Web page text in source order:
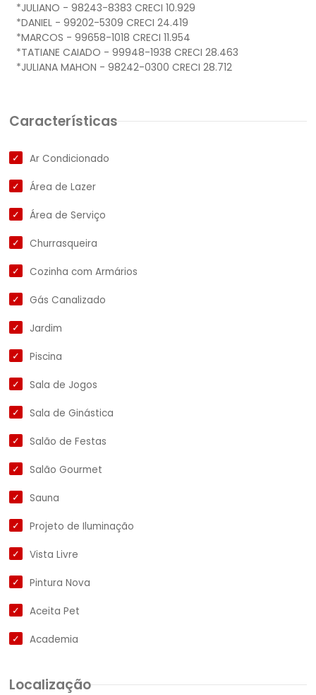
*JULIANO - 98243-8383 CRECI 10.929
*DANIEL - 99202-5309 CRECI 24.419
*MARCOS - 99658-1018 CRECI 11.954
*TATIANE CAIADO - 99948-1938 CRECI 28.463
Características
Ar Condicionado
Área de Lazer
Área de Serviço
Churrasqueira
Cozinha com Armários
Gás Canalizado
Jardim
Piscina
Sala de Jogos
Sala de Ginástica
Salão de Festas
Salão Gourmet
Sauna
Projeto de Iluminação
Vista Livre
Pintura Nova
Aceita Pet
Academia
Localização